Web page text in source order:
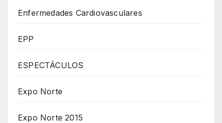
Enfermedades Cardiovasculares
EPP
ESPECTÁCULOS
Expo Norte
Expo Norte 2015